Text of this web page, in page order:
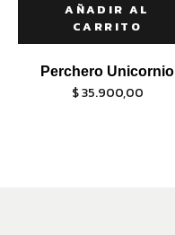
AÑADIR AL
CARRITO
Perchero Unicornio
$35.900,00